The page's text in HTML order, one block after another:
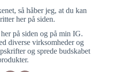
så håber jeg, at du kan
her på siden.
på siden og på min IG.
diverse virksomheder og
og sprede budskabet